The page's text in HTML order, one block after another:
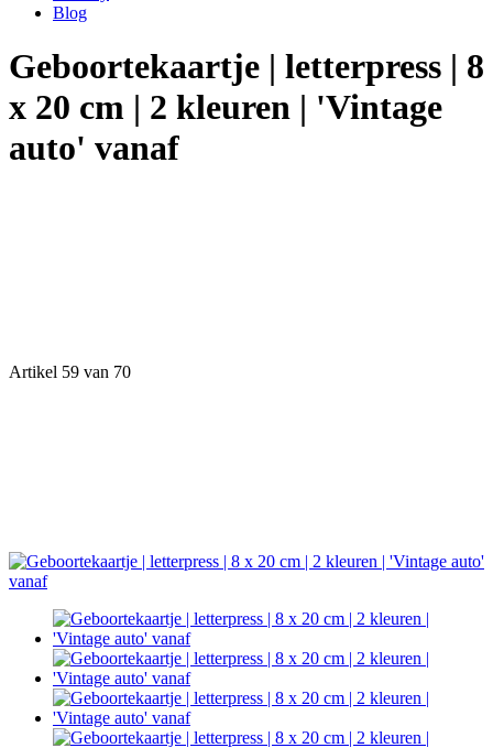
Blog
Geboortekaartje | letterpress | 8
x 20 cm | 2 kleuren | 'Vintage
auto' vanaf
Artikel 59 van 70